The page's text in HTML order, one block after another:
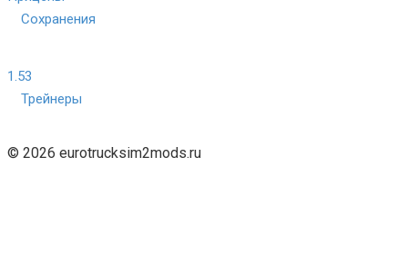
Сохранения
1.53
Трейнеры
© 2026 eurotrucksim2mods.ru